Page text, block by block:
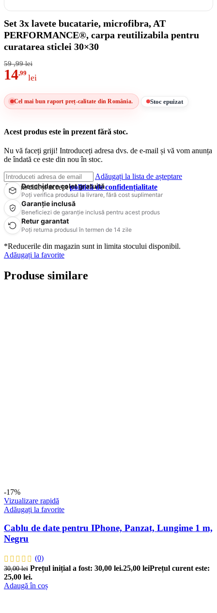
Set 3x lavete bucatarie, microfibra, AT
PERFORMANCE®, carpa reutilizabila pentru
curatarea sticlei 30×30
59 ,99 lei
14,99 lei
Cel mai bun raport preț-calitate din România. Stoc epuizat
Acest produs este în prezent fără stoc.
Nu vă faceți griji! Introduceți adresa dvs. de e-mail și vă vom anunța
de îndată ce este din nou în stoc.
Adăugați la lista de așteptare
Am citit și acceptpolitică de confidențialitate
Deschidere colet gratuită
Poți verifica produsul la livrare, fără cost suplimentar
Garanție inclusă
Beneficiezi de garanție inclusă pentru acest produs
Retur garantat
Poți returna produsul în termen de 14 zile
*Reducerile din magazin sunt in limita stocului disponibil.
Adăugați la favorite
Produse similare
-17%
Vizualizare rapidă
Adăugați la favorite
Cablu de date pentru IPhone, Panzat, Lungime 1 m,
Negru
(0)
30,00lei Prețul inițial a fost: 30,00 lei.25,00 leiPrețul curent este:
25,00 lei.
Adaugă în coș